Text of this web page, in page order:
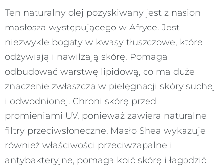
Ten naturalny olej pozyskiwany jest z nasion
masłosza występującego w Afryce. Jest
niezwykle bogaty w kwasy tłuszczowe, które
odżywiają i nawilżają skórę. Pomaga
odbudować warstwę lipidową, co ma duże
znaczenie zwłaszcza w pielęgnacji skóry suchej
i odwodnionej. Chroni skórę przed
promieniami UV, ponieważ zawiera naturalne
filtry przeciwsłoneczne. Masło Shea wykazuje
również właściwości przeciwzapalne i
antybakteryjne, pomaga koić skórę i łagodzić